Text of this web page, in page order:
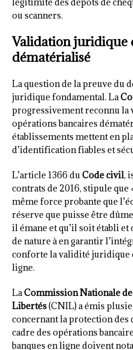
ou scanners.
Validation juridique
dématérialisé
La question de la preuve du
juridique fondamental. La
progressivement reconnu la
opérations bancaires
établissements mettent en
d’identification fiables et
L’article 1366 duCode civil,
contrats de 2016, stipule que
même force probante que
réserve que puisse être
il émane et qu’il soit établi
de nature à en garantir
conforte la validité juridique
ligne.
LaCommission Nationale
Libertés(CNIL) a émis
concernant la protection des
cadre des opérations
banques en ligne doivent